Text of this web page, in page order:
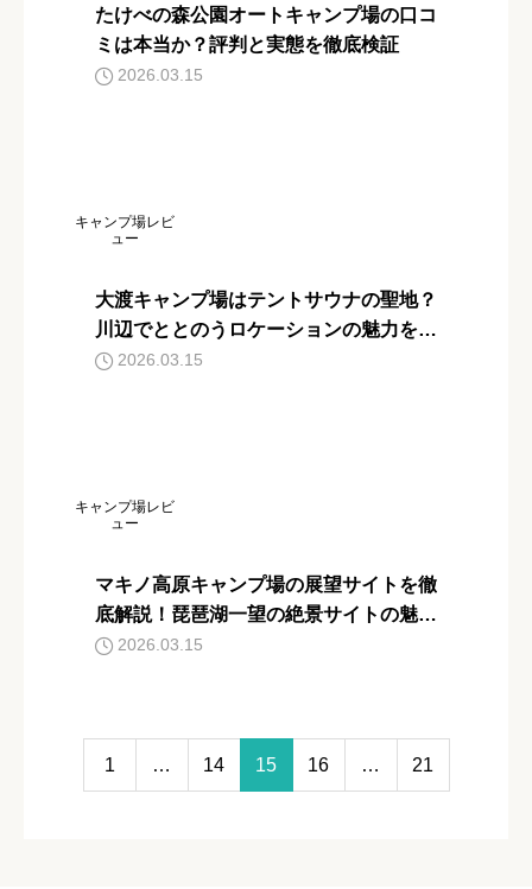
たけべの森公園オートキャンプ場の口コ
ミは本当か？評判と実態を徹底検証
2026.03.15
キャンプ場レビ
ュー
大渡キャンプ場はテントサウナの聖地？
川辺でととのうロケーションの魅力を解
説 2026.03.15
キャンプ場レビ
ュー
マキノ高原キャンプ場の展望サイトを徹
底解説！琵琶湖一望の絶景サイトの魅力
とは？
2026.03.15
1 … 14 15 16 … 21